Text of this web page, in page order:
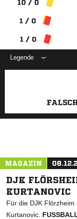
10 / 0
1 / 0
1 / 0
Legende
MAGAZIN
DJK
KURTANOVIC
Für die DJK
Kurtanovic.